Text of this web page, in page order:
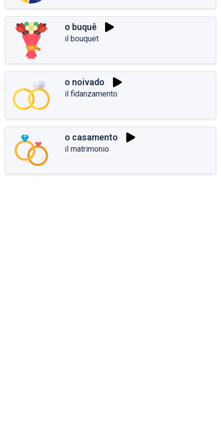
o buquê
il bouquet
o noivado
il fidanzamento
o casamento
il matrimonio